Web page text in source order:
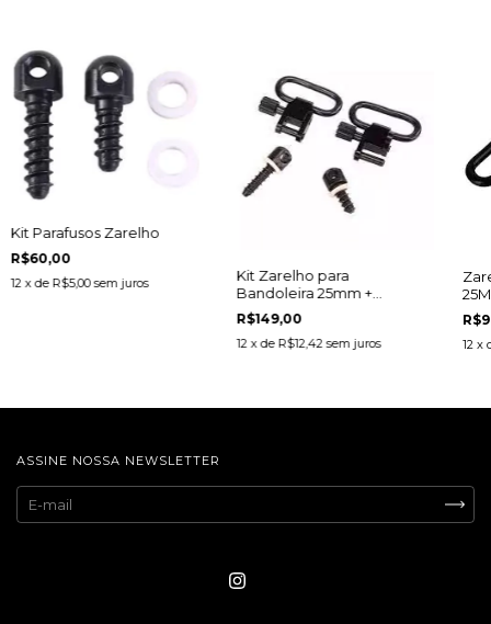
Kit Parafusos Zarelho
R$60,00
12 x de R$5,00 sem juros
Kit Zarelho para
Bandoleira 25mm +
Parafusos
R$149,00
12 x de R$12,42 sem juros 12 x
ASSINE NOSSA NEWSLETTER